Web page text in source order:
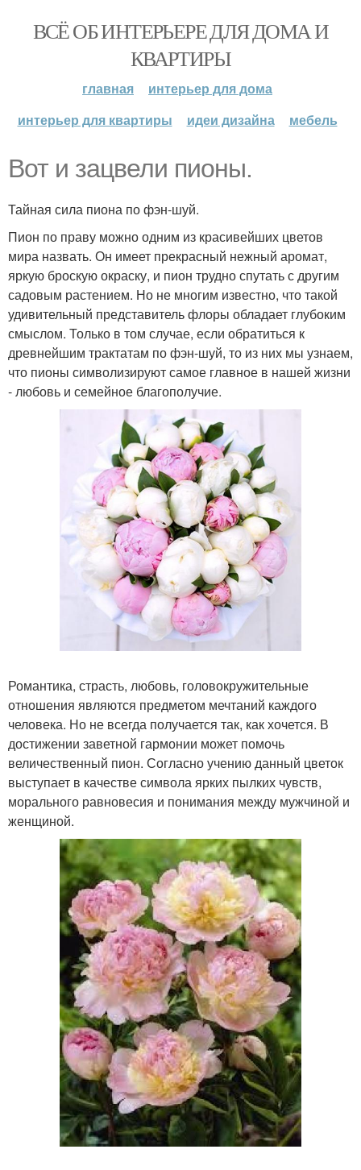
ВСЁ ОБ ИНТЕРЬЕРЕ ДЛЯ ДОМА И
КВАРТИРЫ
главная
интерьер для дома
интерьер для квартиры
идеи дизайна мебель
Вот и зацвели пионы.
Тайная сила пиона по фэн-шуй.
Пион по праву можно одним из красивейших цветов
мира назвать. Он имеет прекрасный нежный аромат,
яркую броскую окраску, и пион трудно спутать с другим
садовым растением. Но не многим известно, что такой
удивительный представитель флоры обладает глубоким
смыслом. Только в том случае, если обратиться к
древнейшим трактатам по фэн-шуй, то из них мы узнаем,
что пионы символизируют самое главное в нашей жизни
- любовь и семейное благополучие.
Романтика, страсть, любовь, головокружительные
отношения являются предметом мечтаний каждого
человека. Но не всегда получается так, как хочется. В
достижении заветной гармонии может помочь
величественный пион. Согласно учению данный цветок
выступает в качестве символа ярких пылких чувств,
морального равновесия и понимания между мужчиной и
женщиной.